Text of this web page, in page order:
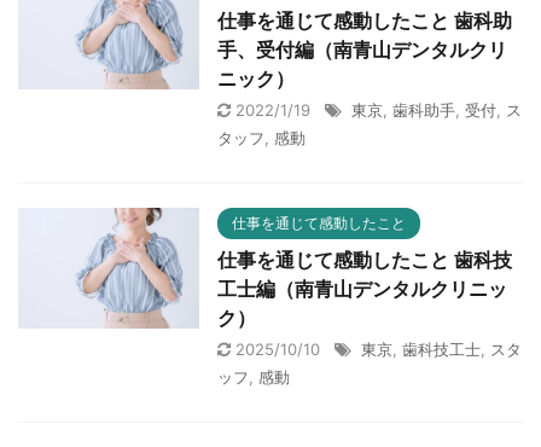
仕事を通じて感動したこと 歯科助
手、受付編（南青山デンタルクリ
ニック）
2022/1/19 東京 歯科助手 受付
ス
タッフ
感動
仕事を通じて感動したこと
仕事を通じて感動したこと 歯科技
工士編（南青山デンタルクリニッ
ク）
2025/10/10 東京 歯科技工士
スタ
ッフ
感動